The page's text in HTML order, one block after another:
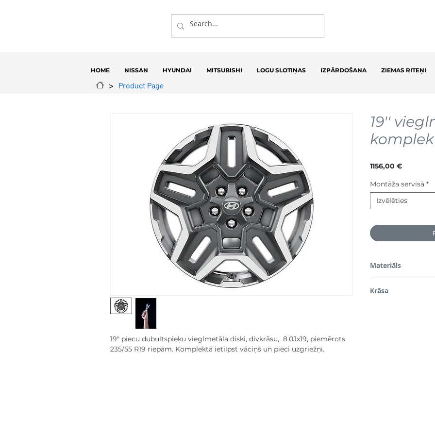
> Product Page
HOME NISSAN HYUNDAI MITSUBISHI LOGU SLOTIŅAS IZPĀRDOŠANA ZIEMAS RITEŅI
19" piecu dubultspieķu vieglmetāla diski, divkrāsu, 8.0Jx19, piemērots
235/55 R19 riepām. Komplektā ietilpst vāciņš un pieci uzgriežņi.
19''
1156,00 €Cena
Montāža servisā *
Izvēlēties
Materiāls
Krāsa